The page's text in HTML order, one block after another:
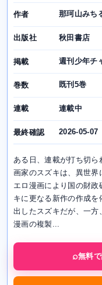
作者 那珂山みち
出版社 秋田書店
掲載 週刊少年チ
巻数 既刊5巻
連載 連載中
最終確認 2026-05-07
ある日、連載が打ち切ら
画家のスズキは、異世界
エロ漫画により国の財
キに更なる新作の作成
出したスズキだが、一方
漫画の複製...
無料